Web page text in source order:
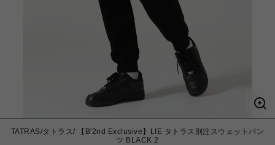
TATRAS/タトラス/ 【B'2nd Exclusive】LIE タトラス別注スウェットパン
ツ BLACK 2